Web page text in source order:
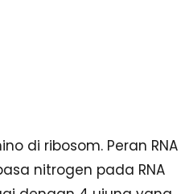
di ribosom. Peran RNA
nitrogen pada RNA